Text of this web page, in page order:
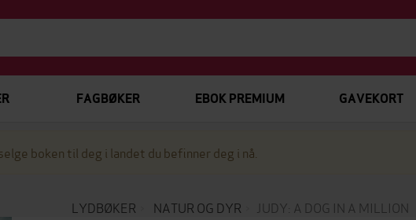
FAGBØKER EBOK PREMIUM GAVEKORT
boken til deg i landet du befinner deg i nå.
LYDBØKER NATUR OG DYR JUDY: A DOG IN A MILLION